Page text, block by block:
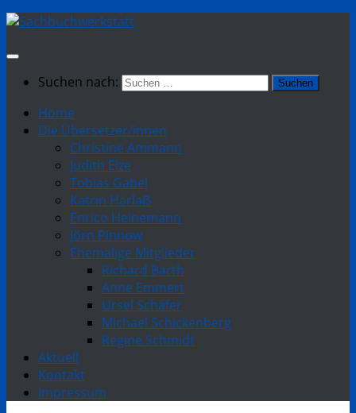
Suchen nach:
Home
Die Übersetzer/innen
Christine Ammann
Judith Elze
Tobias Gabel
Katrin Harlaẞ
Enrico Heinemann
Jörn Pinnow
Ehemalige Mitglieder
Richard Barth
Anne Emmert
Ursel Schäfer
Michael Schickenberg
Regine Schmidt
Aktuell
Kontakt
Impressum